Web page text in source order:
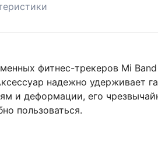
фитнес-трекеров Mi
надежно удерживает
и деформации, его
пользоваться.